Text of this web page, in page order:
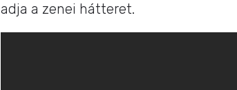
adja a zenei hátteret.